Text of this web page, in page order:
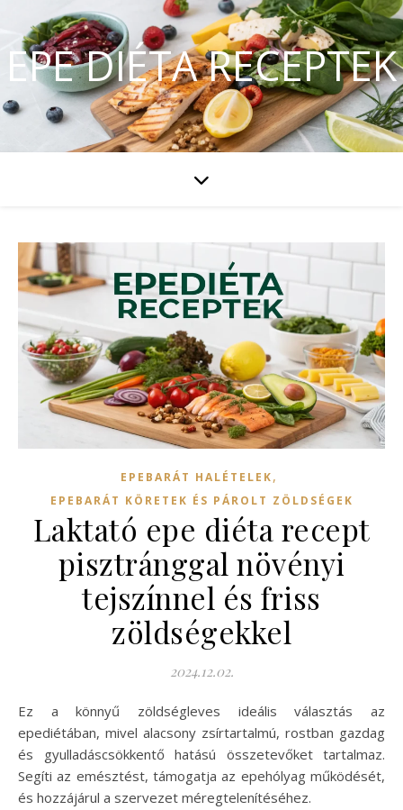
EPE DIÉTA RECEPTEK
EPEBARÁT HALÉTELEK,
EPEBARÁT KÖRETEK ÉS PÁROLT ZÖLDSÉGEK
Laktató epe diéta recept
pisztránggal növényi
tejszínnel és friss
zöldségekkel
2024.12.02.
Ez a könnyű zöldségleves ideális választás az
epediétában, mivel alacsony zsírtartalmú, rostban gazdag
és gyulladáscsökkentő hatású összetevőket tartalmaz.
Segíti az emésztést, támogatja az epehólyag működését,
és hozzájárul a szervezet méregtelenítéséhez.